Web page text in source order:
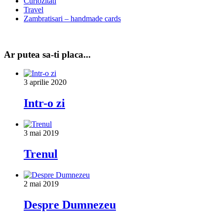
Travel
Zambratisari – handmade cards
Ar putea sa-ti placa...
3 aprilie 2020
Intr-o zi
3 mai 2019
Trenul
2 mai 2019
Despre Dumnezeu